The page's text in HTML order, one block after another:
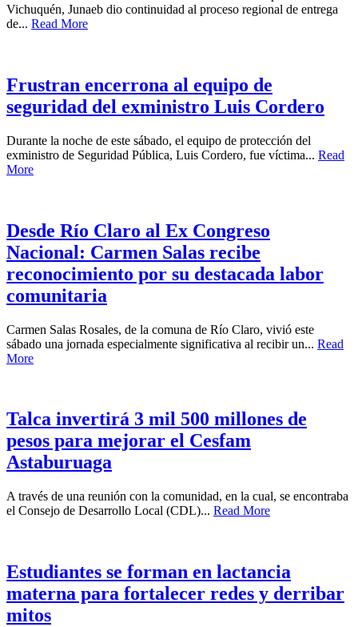
Vichuquén, Junaeb dio continuidad al proceso regional de entrega
de... Read More
Frustran encerrona al equipo de
seguridad del exministro Luis Cordero
Durante la noche de este sábado, el equipo de protección del
exministro de Seguridad Pública, Luis Cordero, fue víctima... Read
More
Desde Río Claro al Ex Congreso
Nacional: Carmen Salas recibe
reconocimiento por su destacada labor
comunitaria
Carmen Salas Rosales, de la comuna de Río Claro, vivió este
sábado una jornada especialmente significativa al recibir un... Read
More
Talca invertirá 3 mil 500 millones de
pesos para mejorar el Cesfam
Astaburuaga
A través de una reunión con la comunidad, en la cual, se encontraba
el Consejo de Desarrollo Local (CDL)... Read More
Estudiantes se forman en lactancia
materna para fortalecer redes y derribar
mitos